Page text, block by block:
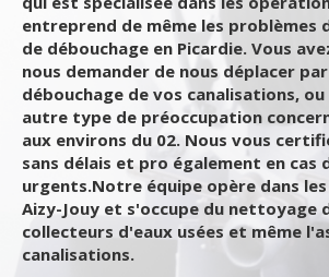
entreprend de même les problèmes
de débouchage en Picardie. Vous
nous demander de nous déplacer
débouchage de vos canalisations,
autre type de préoccupation
aux environs du 02. Nous vous
sans délais et pro également en cas
urgents.Notre équipe opère dans
Aizy-Jouy et s'occupe du nettoyage
collecteurs d'eaux usées et même
canalisations.